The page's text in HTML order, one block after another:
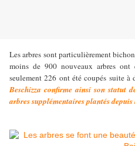
Les arbres sont particulièrement
moins de 900 nouveaux arbres
seulement 226 ont été coupés suite à
Beschizza confirme ainsi son statut
arbres supplémentaires plantés